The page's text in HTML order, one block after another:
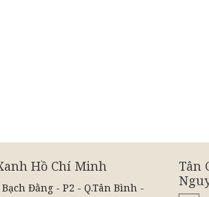
Hồ Chí Minh
Bạch Đằng - P2 - Q.Tân Bình -
Tân